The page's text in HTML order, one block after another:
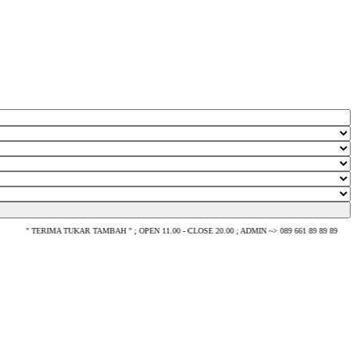
TUKAR TAMBAH " ; OPEN 11.00 - CLOSE 20.00 ; ADMIN ~> 089 661 89 89 89